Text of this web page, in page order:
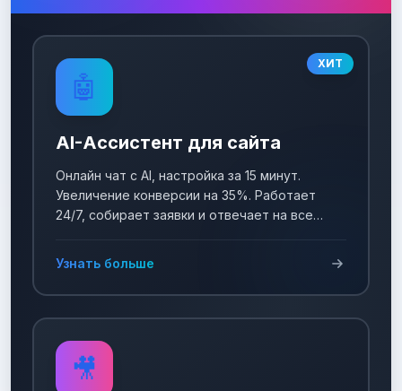
ХИТ
🤖
AI-Ассистент для сайта
Онлайн чат с AI, настройка за 15 минут.
Увеличение конверсии на 35%. Работает
24/7, собирает заявки и отвечает на все
Узнать больше
🎥